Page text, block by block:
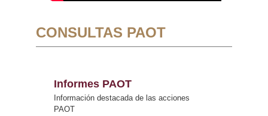
CONSULTAS PAOT
Informes PAOT
Información destacada de las acciones
PAOT